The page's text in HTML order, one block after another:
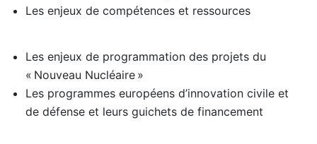
Les enjeux de compétences et ressources
Les enjeux de programmation des projets du
« Nouveau Nucléaire »
Les programmes européens d’innovation civile et
de défense et leurs guichets de financement